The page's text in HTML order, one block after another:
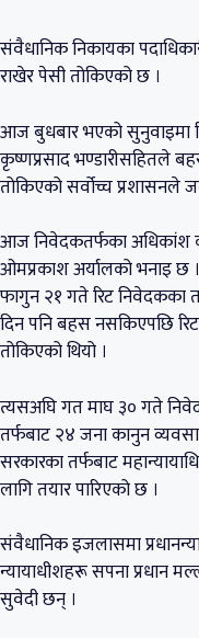
संवैधानिक निकायका
राखेर पेसी तोकिएको छ ।
आज बुधबार भएको सुनुवाइमा
कृष्णप्रसाद भण्डारीसहितले
तोकिएको सर्वोच्च प्रशासनले
आज निवेदकतर्फका अधिकांश
ओमप्रकाश अर्यालको भनाइ
फागुन २१ गते रिट निवेदकका
दिन पनि बहस नसकिएपछि रिट
तोकिएको थियो ।
त्यसअघि गत माघ ३० गते
तर्फबाट २४ जना कानुन
सरकारका तर्फबाट
लागि तयार पारिएको छ ।
संवैधानिक इजलासमा
न्यायाधीशहरू सपना प्रधान
सुवेदी छन् ।